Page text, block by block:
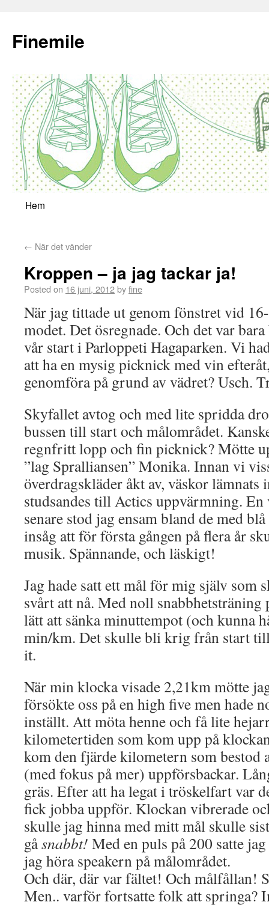
Finemile
Hem
← När det vänder
Kroppen – ja jag tackar ja!
Posted on 16 juni, 2012byfine
När jag tittade ut genom fönstret vid
modet. Det ösregnade. Och det var
vår start i Parloppeti Hagaparken. Vi
att ha en mysig picknick med vin
genomföra på grund av vädret? Usch.
Skyfallet avtog och med lite spridda
bussen till start och målområdet.
regnfritt lopp och fin picknick? Mötte
”lag Spralliansen” Monika. Innan vi
överdragskläder åkt av, väskor lämnats
studsandes till Actics uppvärmning.
senare stod jag ensam bland de med
insåg att för första gången på flera år
musik. Spännande, och läskigt!
Jag hade satt ett mål för mig själv som
svårt att nå. Med noll snabbhetsträning
lätt att sänka minuttempot (och kunna
min/km. Det skulle bli krig från start
it.
När min klocka visade 2,21km mötte
försökte oss på en high five men hade
inställt. Att möta henne och få lite
kilometertiden som kom upp på
kom den fjärde kilometern som bestod
(med fokus på mer) uppförsbackar.
gräs. Efter att ha legat i tröskelfart var
fick jobba uppför. Klockan vibrerade
skulle jag hinna med mitt mål skulle
gåsnabbt! Med en puls på 200 satte
jag höra speakern på målområdet.
Och där, där var fältet! Och målfållan!
Men.. varför fortsatte folk att springa?